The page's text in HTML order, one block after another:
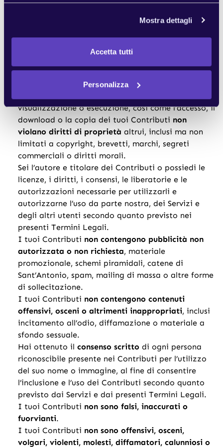
Mostra dettagli
Accetta tutti
Personalizza
Contributi possono essere visibili ad altri utenti dei
Servizi e attraverso siti web di terze parti. Pertanto,
qualsiasi Contributo trasmesso potrà essere
Quando crei o rendi disponibili Contributi, dichiari e
La creazione, distribuzione, trasmissione, pubblica
visualizzazione o esecuzione, così come l’accesso, il
download o la copia dei tuoi Contributi non
violano diritti di proprietà altrui, inclusi ma non
limitati a copyright, brevetti, marchi, segreti
commerciali o diritti morali.
Sei l’autore e titolare dei Contributi o possiedi le
licenze, i diritti, i consensi, le liberatorie e le
autorizzazioni necessarie per utilizzarli e
autorizzarne l’uso da parte nostra, dei Servizi e
degli altri utenti secondo quanto previsto nei
presenti Termini Legali.
I tuoi Contributi non contengono pubblicità non
autorizzata o non richiesta, materiale
promozionale, schemi piramidali, catene di
Sant’Antonio, spam, mailing di massa o altre forme
di sollecitazione.
I tuoi Contributi non contengono contenuti
offensivi, osceni o altrimenti inappropriati, inclusi
incitamento all’odio, diffamazione o materiale a
sfondo sessuale.
Hai ottenuto il consenso scritto di ogni persona
riconoscibile presente nei Contributi per l’utilizzo
del suo nome o immagine, al fine di consentire
l’inclusione e l’uso dei Contributi secondo quanto
previsto dai Servizi e dai presenti Termini Legali.
I tuoi Contributi non sono falsi, inaccurati o
fuorvianti.
I tuoi Contributi non sono offensivi, osceni,
volgari, violenti, molesti, diffamatori, calunniosi o